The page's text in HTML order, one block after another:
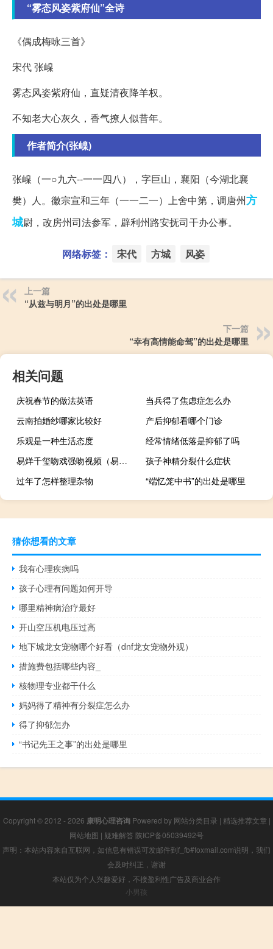
“雾态风姿紫府仙”全诗
《偶成梅咏三首》
宋代 张嵲
雾态风姿紫府仙，直疑清夜降羊权。
不知老大心灰久，香气撩人似昔年。
作者简介(张嵲)
张嵲（一○九六--一一四八），字巨山，襄阳（今湖北襄
樊）人。徽宗宣和三年（一一二一）上舍中第，调唐州方
城尉，改房州司法参军，辟利州路安抚司干办公事。
网络标签： 宋代 方城 风姿
上一篇
“从兹与明月”的出处是哪里
下一篇
“幸有高情能命驾”的出处是哪里
相关问题
庆祝春节的做法英语
当兵得了焦虑症怎么办
云南拍婚纱哪家比较好
产后抑郁看哪个门诊
乐观是一种生活态度
经常情绪低落是抑郁了吗
易烊千玺吻戏强吻视频（易烊千玺吻戏）
孩子神精分裂什么症状
过年了怎样整理杂物
“端忆笼中书”的出处是哪里
猜你想看的文章
我有心理疾病吗
孩子心理有问题如何开导
哪里精神病治疗最好
开山空压机电压过高
地下城龙女宠物哪个好看（dnf龙女宠物外观）
措施费包括哪些内容_
核物理专业都干什么
妈妈得了精神有分裂症怎么办
得了抑郁怎办
“书记先王之事”的出处是哪里
Copyright © 2012 - 2026 康明心理咨询Powered by 网站分类目录 | 精选推荐文章 |
网站地图 | 疑难解答 陕ICP备05039492号
声明：本站内容来自互联网，如信息有错误可发邮件到f_fb#foxmail.com说明，我们
会及时纠正，谢谢
本站仅为个人兴趣爱好，不接盈利性广告及商业合作
小男孩